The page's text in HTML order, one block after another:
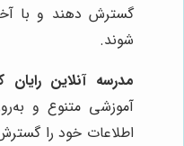
گسترش دهند و با
شوند.
مدرسه آنلاین رایان
آموزشی متنوع و
اطلاعات خود را